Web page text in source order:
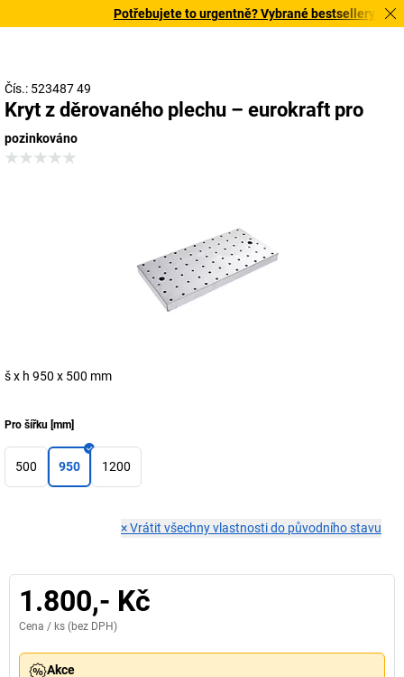
Potřebujete to urgentně? Vybrané bestsellery
Čís.: 523487 49
Kryt z děrovaného plechu – eurokraft pro
pozinkováno
š x h 950 x 500 mm
Pro šířku [mm]
500 950 1200
×Vrátit všechny vlastnosti do původního stavu
1.800,- Kč
Cena / ks (bez DPH)
Akce